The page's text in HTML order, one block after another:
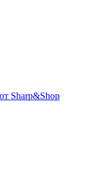
Sharp&Shop